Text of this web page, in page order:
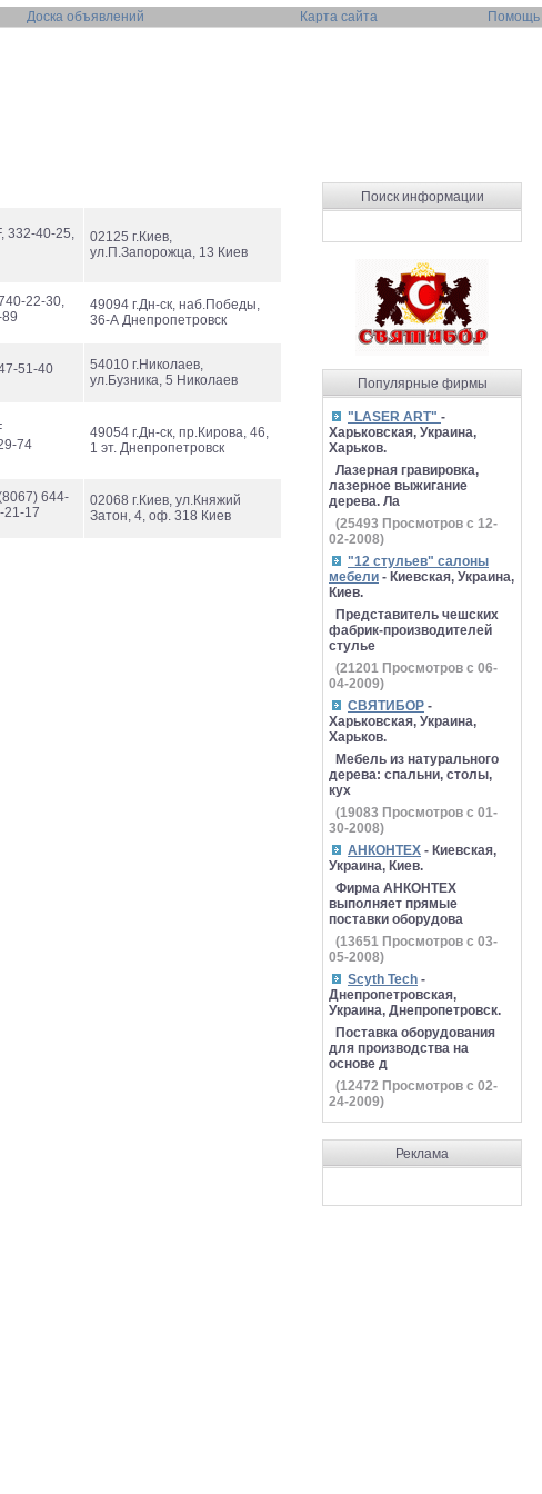
Доска объявлений Карта сайта Помощь
332-40-25,
02125 г.Киев,
ул.П.Запорожца, 13 Киев
22-30,
49094 г.Дн-ск, наб.Победы,
36-А Днепропетровск
51-40
54010 г.Николаев,
ул.Бузника, 5 Николаев
74
49054 г.Дн-ск, пр.Кирова, 46,
1 эт. Днепропетровск
644-
21-17
02068 г.Киев, ул.Княжий
Затон, 4, оф. 318 Киев
Поиск информации
Популярные фирмы
"LASER ART" -
Харьковская, Украина,
Харьков.
Лазерная гравировка,
лазерное выжигание
дерева. Ла
(25493 Просмотров с 12-
02-2008)
"12 стульев" салоны
мебели - Киевская, Украина,
Киев.
Представитель чешских
фабрик-производителей
стулье
(21201 Просмотров с 06-
04-2009)
СВЯТИБОР -
Харьковская, Украина,
Харьков.
Мебель из натурального
дерева: спальни, столы,
кух
(19083 Просмотров с 01-
30-2008)
АНКОНТЕХ - Киевская,
Украина, Киев.
Фирма АНКОНТЕХ
выполняет прямые
поставки оборудова
(13651 Просмотров с 03-
05-2008)
Scyth Tech -
Днепропетровская,
Украина, Днепропетровск.
Поставка оборудования
для производства на
основе д
(12472 Просмотров с 02-
24-2009)
Реклама